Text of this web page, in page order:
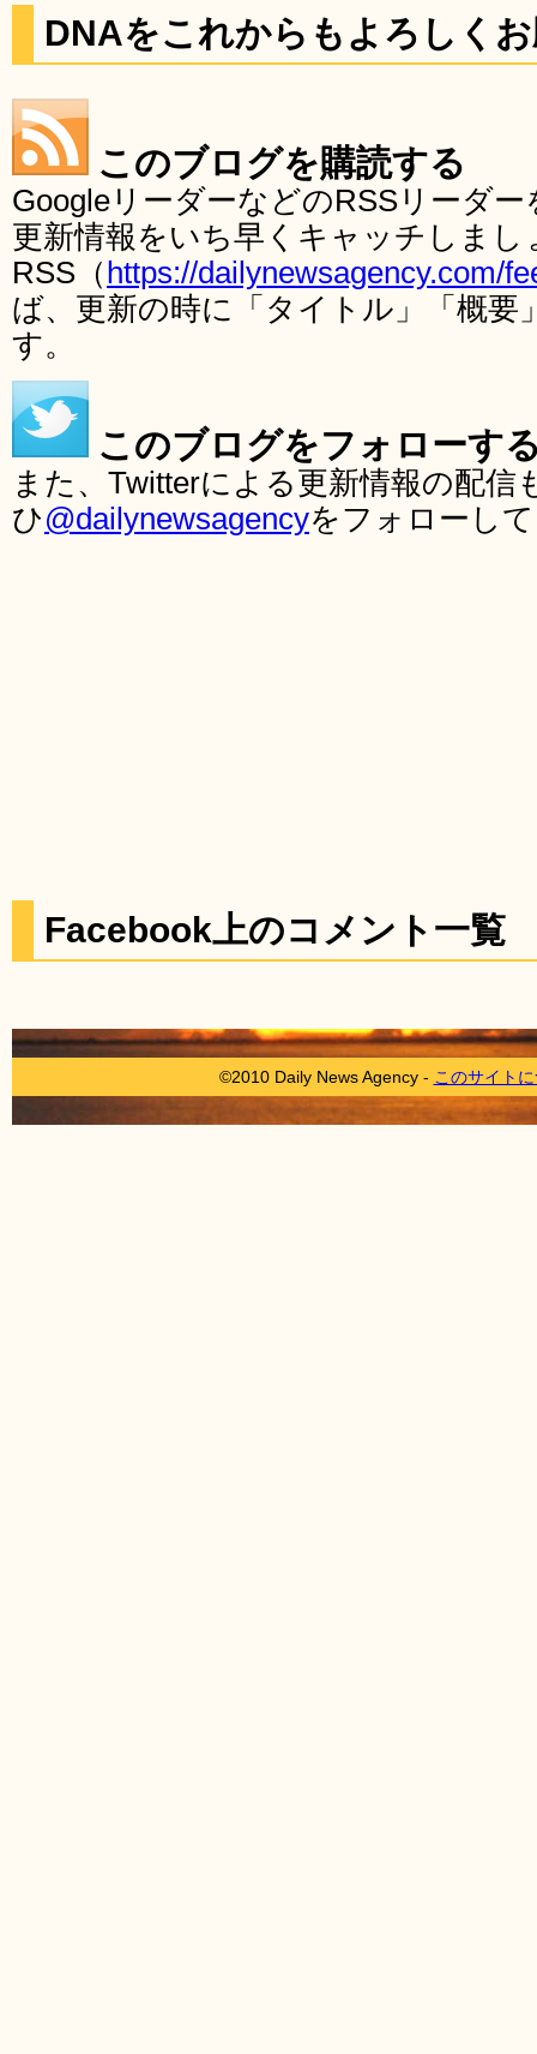
DNAをこれからもよろしく
このブログを購読する
GoogleリーダーなどのRSSリーダ
更新情報をいち早くキャッチしま
RSS（ https://dailynewsagency.com/
ば、更新の時に「タイトル」「概要
す。
このブログをフォローす
また、Twitterによる更新情報の配
ひ@dailynewsagencyをフォローし
Facebook上のコメント一覧
©2010 Daily News Agency - このサイト